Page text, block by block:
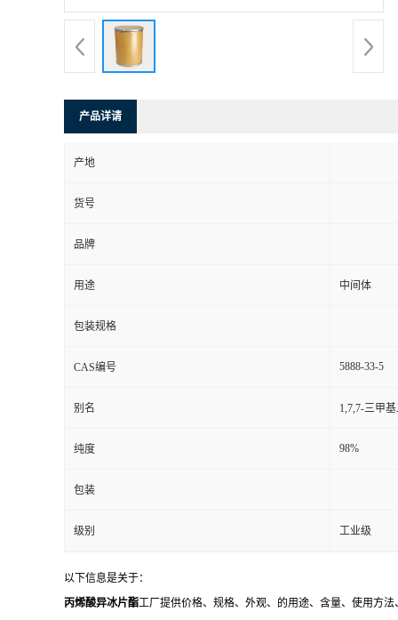
产品详请
产地
货号
品牌
用途 中间体
包装规格
CAS编号 5888-33-5
别名 1,7,7-三甲
纯度 98%
包装
级别 工业级
以下信息是关于：
丙烯酸异冰片酯工厂提供价格、规格、外观、的用途、含量、使用方